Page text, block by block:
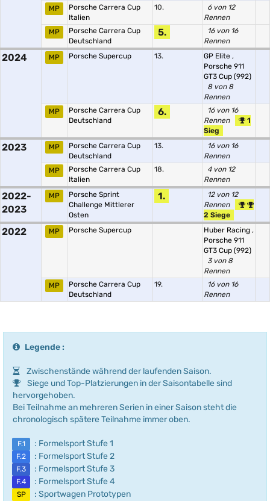
MP
Porsche Carrera Cup
Italien
10.
6 von 12
Rennen
MP
Porsche Carrera Cup
Deutschland
5.
16 von 16
Rennen
2024 MP Porsche Supercup 13. GP Elite ,
Porsche 911
GT3 Cup (992)
8 von 8
Rennen
MP
Porsche Carrera Cup
Deutschland
6.
16 von 16
Rennen
1
Sieg
2023 MP
Porsche Carrera Cup
Deutschland
13.
16 von 16
Rennen
MP
Porsche Carrera Cup
Italien
18.
4 von 12
Rennen
2022-
2023
MP
Porsche Sprint
Challenge Mittlerer
Osten
1.
12 von 12
Rennen
2 Siege
2022 MP Porsche Supercup Huber Racing ,
Porsche 911
GT3 Cup (992)
3 von 8
Rennen
MP
Porsche Carrera Cup
Deutschland
19.
16 von 16
Rennen
Legende :
Zwischenstände während der laufenden Saison.
Siege und Top-Platzierungen in der Saisontabelle sind
hervorgehoben.
Bei Teilnahme an mehreren Serien in einer Saison steht die
chronologisch spätere Teilnahme immer oben.
F.1 : Formelsport Stufe 1
F.2 : Formelsport Stufe 2
F.3 : Formelsport Stufe 3
F.4 : Formelsport Stufe 4
SP : Sportwagen Prototypen